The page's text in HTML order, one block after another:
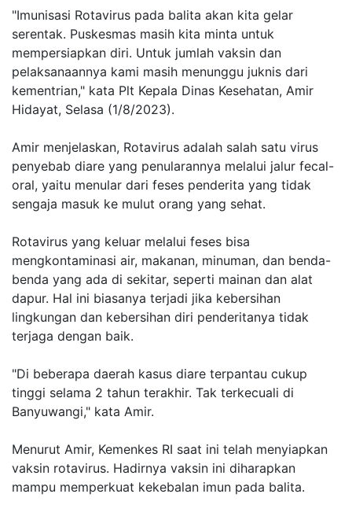
"Imunisasi Rotavirus pada balita akan kita gelar
serentak. Puskesmas masih kita minta untuk
mempersiapkan diri. Untuk jumlah vaksin dan
pelaksanaannya kami masih menunggu juknis dari
kementrian," kata Plt Kepala Dinas Kesehatan, Amir
Hidayat, Selasa (1/8/2023).
Amir menjelaskan, Rotavirus adalah salah satu virus
penyebab diare yang penularannya melalui jalur fecal-
oral, yaitu menular dari feses penderita yang tidak
sengaja masuk ke mulut orang yang sehat.
Rotavirus yang keluar melalui feses bisa
mengkontaminasi air, makanan, minuman, dan benda-
benda yang ada di sekitar, seperti mainan dan alat
dapur. Hal ini biasanya terjadi jika kebersihan
lingkungan dan kebersihan diri penderitanya tidak
terjaga dengan baik.
"Di beberapa daerah kasus diare terpantau cukup
tinggi selama 2 tahun terakhir. Tak terkecuali di
Banyuwangi," kata Amir.
Menurut Amir, Kemenkes RI saat ini telah menyiapkan
vaksin rotavirus. Hadirnya vaksin ini diharapkan
mampu memperkuat kekebalan imun pada balita.